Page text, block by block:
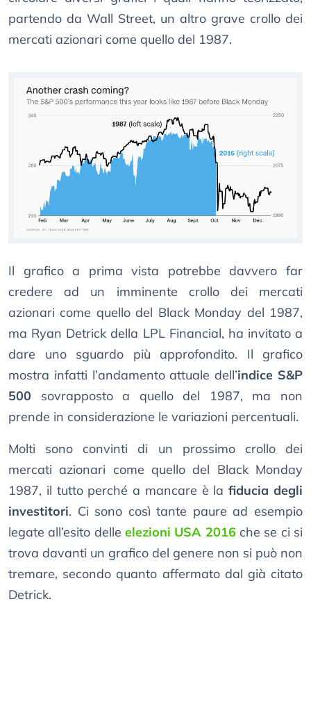
partendo da Wall Street, un altro grave crollo dei
mercati azionari come quello del 1987.
Il grafico a prima vista potrebbe davvero far
credere ad un imminente crollo dei mercati
azionari come quello del Black Monday del 1987,
ma Ryan Detrick della LPL Financial, ha invitato a
dare uno sguardo più approfondito. Il grafico
mostra infatti l’andamento attuale dell’indice S&P
500 sovrapposto a quello del 1987, ma non
prende in considerazione le variazioni percentuali.
Molti sono convinti di un prossimo crollo dei
mercati azionari come quello del Black Monday
1987, il tutto perché a mancare è lafiducia degli
investitori. Ci sono così tante paure ad esempio
legate all’esito delle elezioni USA 2016 che se ci si
trova davanti un grafico del genere non si può non
tremare, secondo quanto affermato dal già citato
Detrick.